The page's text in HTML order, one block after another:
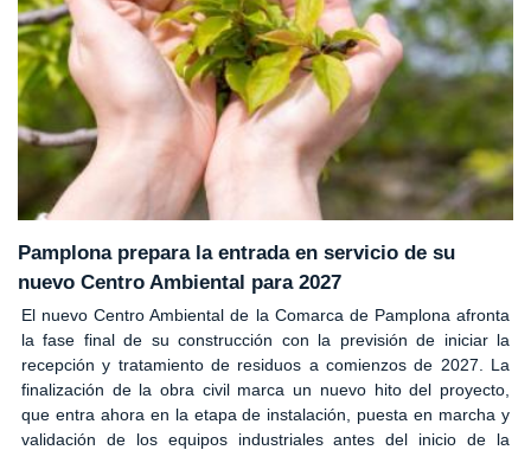
Pamplona prepara la entrada en servicio de su
nuevo Centro Ambiental para 2027
El nuevo Centro Ambiental de la Comarca de Pamplona afronta
la fase final de su construcción con la previsión de iniciar la
recepción y tratamiento de residuos a comienzos de 2027. La
finalización de la obra civil marca un nuevo hito del proyecto,
que entra ahora en la etapa de instalación, puesta en marcha y
validación de los equipos industriales antes del inicio de la